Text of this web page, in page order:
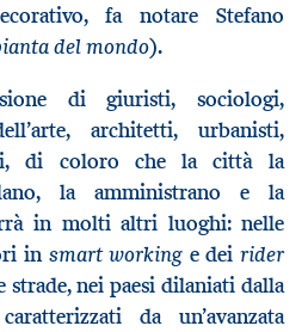
fa notare Stefano
del mondo).
di giuristi, sociologi,
architetti, urbanisti,
di coloro che la città la
la amministrano e la
in molti altri luoghi: nelle
in smart working e dei rider
strade, nei paesi dilaniati dalla
da un’avanzata